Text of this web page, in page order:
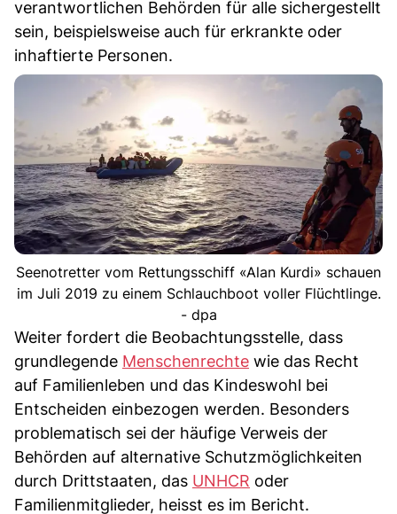
verantwortlichen Behörden für alle sichergestellt
sein, beispielsweise auch für erkrankte oder
inhaftierte Personen.
Seenotretter vom Rettungsschiff «Alan Kurdi» schauen
im Juli 2019 zu einem Schlauchboot voller Flüchtlinge.
- dpa
Weiter fordert die Beobachtungsstelle, dass
grundlegende Menschenrechte wie das Recht
auf Familienleben und das Kindeswohl bei
Entscheiden einbezogen werden. Besonders
problematisch sei der häufige Verweis der
Behörden auf alternative Schutzmöglichkeiten
durch Drittstaaten, das UNHCR oder
Familienmitglieder, heisst es im Bericht.